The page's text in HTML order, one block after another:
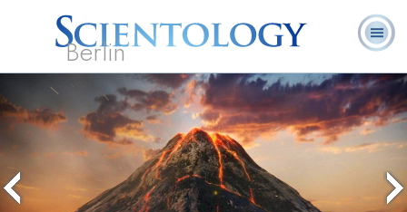
Berlin
Hubbard
Was ist
Scientology?
Ehrenamtliche
Geistliche
Häufig
gestellte
Bücher